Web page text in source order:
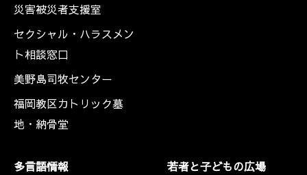
災害被災者支援室
セクシャル・ハラスメン
ト相談窓口
美野島司牧センター
福岡教区カトリック墓
地・納骨堂
多言語情報
若者と子どもの広場